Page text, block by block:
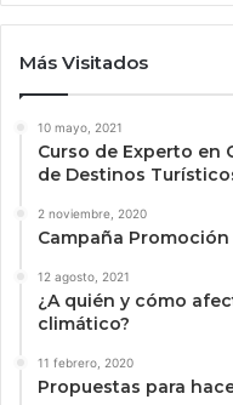
Más Visitados
10 mayo, 2021
Curso de Experto en
de Destinos
2 noviembre, 2020
Campaña
12 agosto, 2021
¿A quién y cómo
climático?
11 febrero, 2020
Propuestas para